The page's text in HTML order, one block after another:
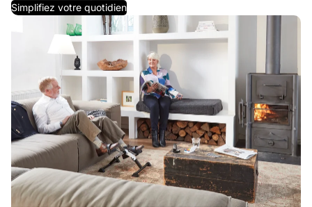
Simplifiez votre quotidien